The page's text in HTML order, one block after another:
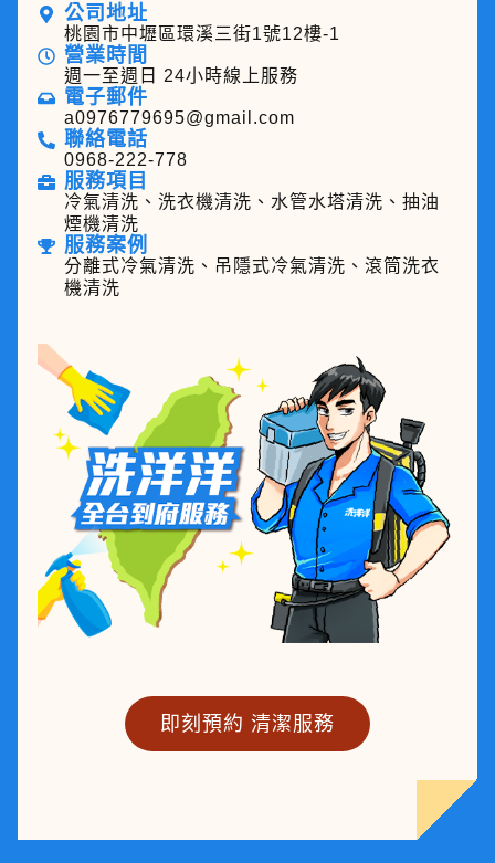
公司地址
桃園市中壢區環溪三街1號12樓-1
營業時間
週一至週日 24小時線上服務
電子郵件
a0976779695@gmail.com
聯絡電話
0968-222-778
服務項目
冷氣清洗、洗衣機清洗、水管水塔清洗、抽油
煙機清洗
服務案例
分離式冷氣清洗、吊隱式冷氣清洗、滾筒洗衣
機清洗
即刻預約 清潔服務